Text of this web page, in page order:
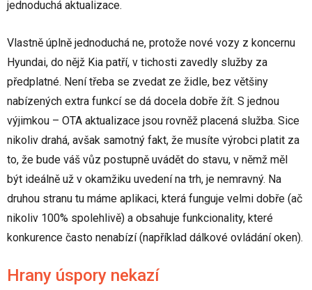
jednoduchá aktualizace.
Vlastně úplně jednoduchá ne, protože nové vozy z koncernu
Hyundai, do nějž Kia patří, v tichosti zavedly služby za
předplatné. Není třeba se zvedat ze židle, bez většiny
nabízených extra funkcí se dá docela dobře žít. S jednou
výjimkou – OTA aktualizace jsou rovněž placená služba. Sice
nikoliv drahá, avšak samotný fakt, že musíte výrobci platit za
to, že bude váš vůz postupně uvádět do stavu, v němž měl
být ideálně už v okamžiku uvedení na trh, je nemravný. Na
druhou stranu tu máme aplikaci, která funguje velmi dobře (ač
nikoliv 100% spolehlivě) a obsahuje funkcionality, které
konkurence často nenabízí (například dálkové ovládání oken).
Hrany úspory nekazí